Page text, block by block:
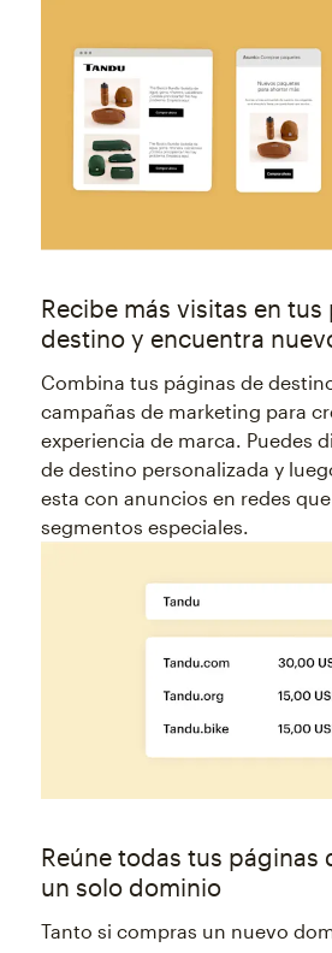
Recibe más visitas en
destino y encuentra
Combina tus páginas de
campañas de marketing para
experiencia de marca. Puedes
de destino personalizada y
esta con anuncios en redes
segmentos especiales.
Reúne todas tus páginas
un solo dominio
Tanto si compras un nuevo